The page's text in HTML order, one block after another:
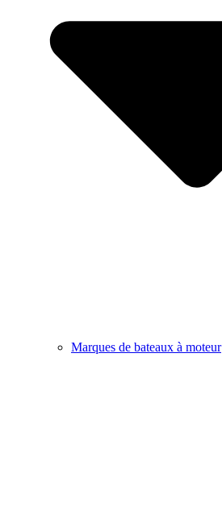
Marques de bateaux à moteur